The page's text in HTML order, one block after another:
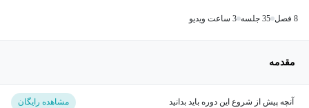
8 فصل 35 جلسه 3 ساعت ویدیو
مقدمه
آنچه پیش از شروع این دوره باید بدانید مشاهده رایگان